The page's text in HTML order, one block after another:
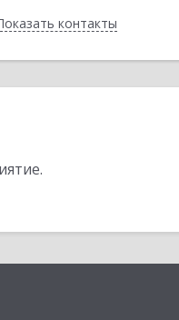
контакты
Назад